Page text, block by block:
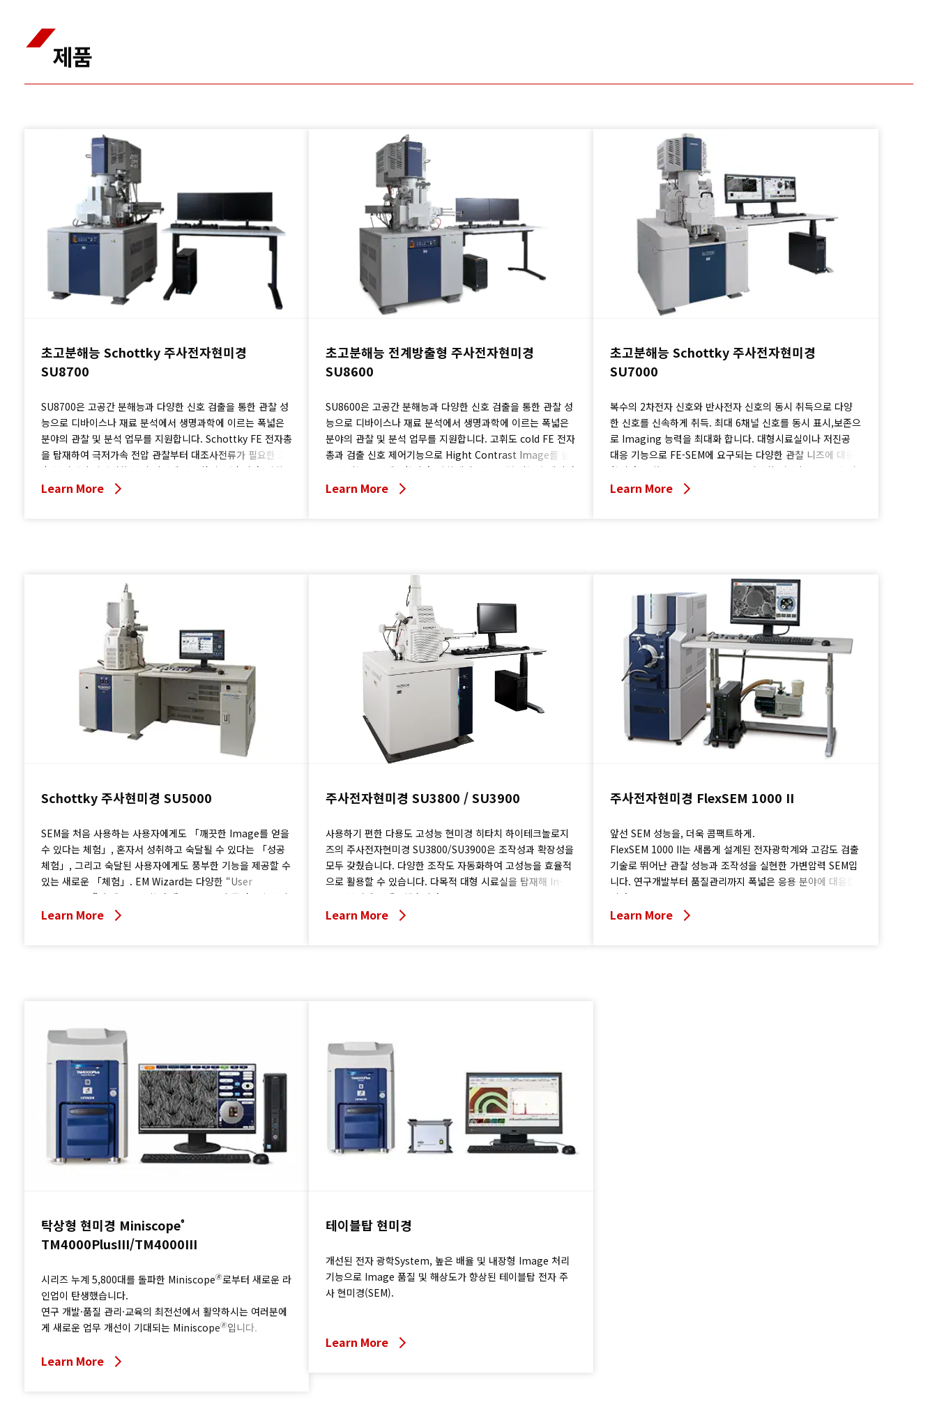
제품
초고분해능 Schottky 주사전자현미경
SU8700
SU8700은 고공간 분해능과 다양한 신호 검출을 통한 관찰 성
능으로 디바이스나 재료 분석에서 생명과학에 이르는 폭넓은
분야의 관찰 및 분석 업무를 지원합니다. Schottky FE 전자총
을 탑재하여 극저가속 전압 관찰부터 대조사전류가 필요한 고
속 분석까지 광범위한 분석 기법에 사용할 수 있습니다. 광학
계의 자동 조정 기능과 데이터 취득 자동화 지원 옵션 기능을
Learn More
초고분해능 전계방출형 주사전자현미경
SU8600
SU8600은 고공간 분해능과 다양한 신호 검출을 통한 관찰 성
능으로 디바이스나 재료 분석에서 생명과학에 이르는 폭넓은
분야의 관찰 및 분석 업무를 지원합니다. 고휘도 cold FE 전자
총과 검출 신호 제어기능으로 Hight Contrast Image를 높
은 분석능으로 제공합니다. 광학계의 자동 조정 기능과 데이터
취득 자동화 지원 옵션 기능을 탑재하여 대량의 데이터를 자동
Learn More
초고분해능 Schottky 주사전자현미경
SU7000
복수의 2차전자 신호와 반사전자 신호의 동시 취득으로 다양
한 신호를 신속하게 취득. 최대 6채널 신호를 동시 표시,보존으
로 Imaging 능력을 최대화 합니다. 대형시료실이나 저진공
대응 기능으로 FE-SEM에 요구되는 다양한 관찰 니즈에 대응
합니다. 또한 Schottky Emitter 탑재한 전자총으로 조사 전
류는 최대 200 nA까지 도달가능. Microanalysis나 기존 분석
Learn More
Schottky 주사현미경 SU5000
SEM을 처음 사용하는 사용자에게도 「깨끗한 Image를 얻을
수 있다는 체험」, 혼자서 성취하고 숙달될 수 있다는 「성공
체험」, 그리고 숙달된 사용자에게도 풍부한 기능을 제공할 수
있는 새로운 「체험」. EM Wizard는 다양한 “User
Experience”의 제공을 통하여 새로운 SEM의 즐거움과 재미
를 개척하겠습니다.
Learn More
주사전자현미경 SU3800 / SU3900
사용하기 편한 다용도 고성능 현미경 히타치 하이테크놀로지
즈의 주사전자현미경 SU3800/SU3900은 조작성과 확장성을
모두 갖췄습니다. 다양한 조작도 자동화하여 고성능을 효율적
으로 활용할 수 있습니다. 다목적 대형 시료실을 탑재해 In-
Situ 분석에도 대응했습니다.
Learn More
주사전자현미경 FlexSEM 1000 II
앞선 SEM 성능을, 더욱 콤팩트하게.
FlexSEM 1000 II는 새롭게 설계된 전자광학계와 고감도 검출
기술로 뛰어난 관찰 성능과 조작성을 실현한 가변압력 SEM입
니다. 연구개발부터 품질관리까지 폭넓은 응용 분야에 대응합
니다.
Learn More
탁상형 현미경 Miniscope®
TM4000PlusIII/TM4000III
시리즈 누계 5,800대를 돌파한 Miniscope🄬로부터 새로운 라
인업이 탄생했습니다.
연구 개발·품질 관리·교육의 최전선에서 활약하시는 여러분에
게 새로운 업무 개선이 기대되는 Miniscope🄬입니다.
Learn More
테이블탑 현미경
개선된 전자 광학System, 높은 배율 및 내장형 Image 처리
기능으로 Image 품질 및 해상도가 향상된 테이블탑 전자 주
사 현미경(SEM).
Learn More